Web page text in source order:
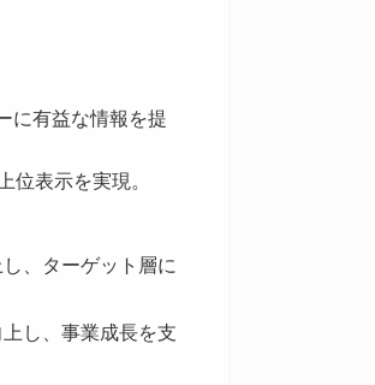
に有益な情報を提
位表示を実現。
、ターゲット層に
し、事業成長を支